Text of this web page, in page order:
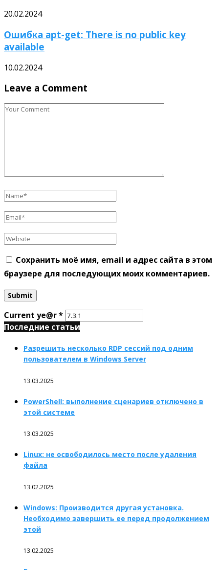
20.02.2024
Ошибка apt-get: There is no public key
available
10.02.2024
Leave a Comment
Сохранить моё имя, email и адрес сайта в этом
браузере для последующих моих комментариев.
Current ye@r*
Последние статьи
Разрешить несколько RDP сессий под одним
пользователем в Windows Server
13.03.2025
PowerShell: выполнение сценариев отключено в
этой системе
13.03.2025
Linux: не освободилось место после удаления
файла
13.02.2025
Windows: Производится другая установка.
Необходимо завершить ее перед продолжением
этой
13.02.2025